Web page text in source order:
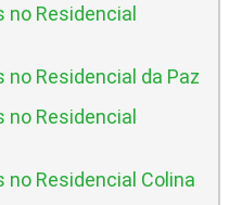
no Residencial
Residencial da Paz
no Residencial
Residencial Colina